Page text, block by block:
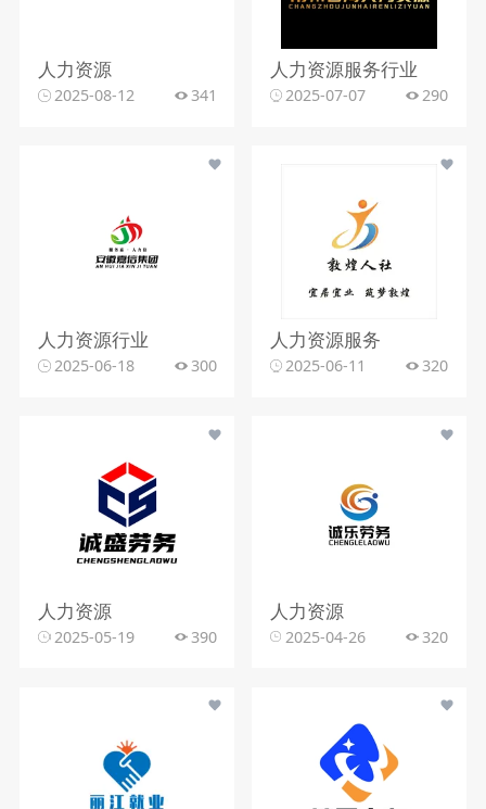
人力资源
2025-08-12 341
人力资源服务行业
2025-07-07 290
人力资源行业
2025-06-18 300
人力资源服务
2025-06-11 320
人力资源
2025-05-19 390
人力资源
2025-04-26 320